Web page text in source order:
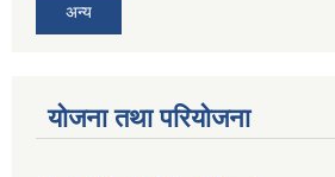
अन्य
योजना तथा परियोजना